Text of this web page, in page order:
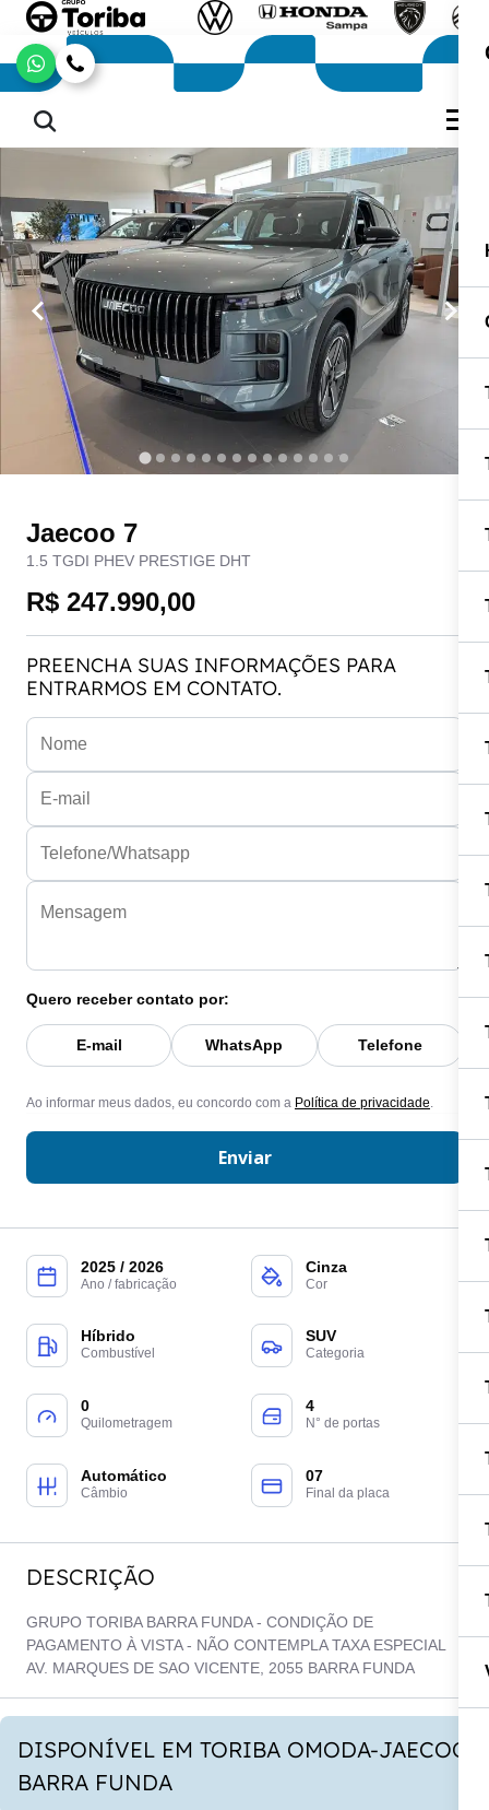
2025 / 2026
Ano / fabricação
Cinza
Cor
Híbrido
Combustível
SUV
Categoria
0
Quilometragem
4
N° de portas
Automático
Câmbio
07
Final da placa
DESCRIÇÃO
GRUPO TORIBA BARRA FUNDA - CONDIÇÃO DE
PAGAMENTO À VISTA - NÃO CONTEMPLA TAXA ESPECIAL
AV. MARQUES DE SAO VICENTE, 2055 BARRA FUNDA
DISPONÍVEL EM TORIBA OMODA-JAECOO
BARRA FUNDA
Jaecoo 7
1.5 TGDI PHEV PRESTIGE DHT
R$ 247.990,00
PREENCHA SUAS INFORMAÇÕES PARA
ENTRARMOS EM CONTATO.
Quero receber contato por:
E-mail WhatsApp Telefone
Ao informar meus dados, eu concordo com a Política de privacidade
Enviar